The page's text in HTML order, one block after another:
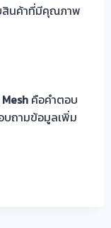
สินค้าที่มีคุณภาพ
คือคำตอบ
บถามข้อมูลเพิ่ม